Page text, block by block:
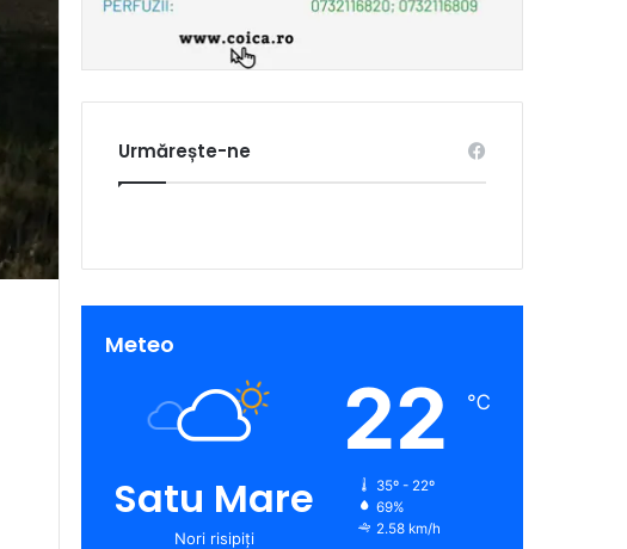
Urmărește-ne
Meteo
Satu Mare
Nori risipiți
22 ℃
35º - 22º
69%
2.58 km/h